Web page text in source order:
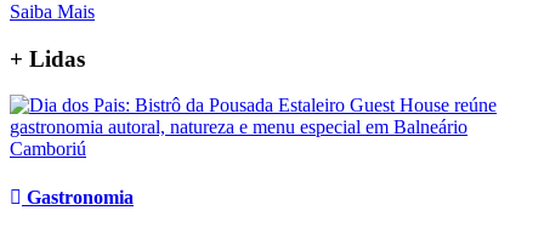
Saiba Mais
+ Lidas
Gastronomia